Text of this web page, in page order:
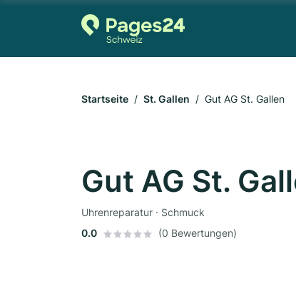
Startseite St. Gallen Gut AG St. Gallen
Gut AG St.
Uhrenreparatur · Schmuck
0.0
(0 Bewertungen)